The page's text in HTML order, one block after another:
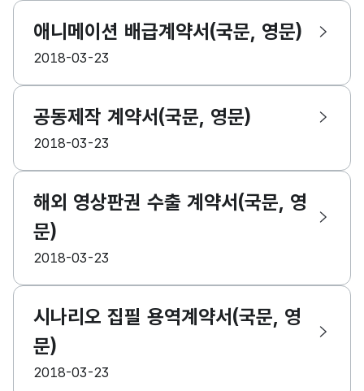
애니메이션 배급계약서(국문, 영문)
등록일2018-03-23
공동제작 계약서(국문, 영문)
등록일2018-03-23
해외 영상판권 수출 계약서(국문, 영
문)
등록일2018-03-23
시나리오 집필 용역계약서(국문, 영
문)
등록일2018-03-23